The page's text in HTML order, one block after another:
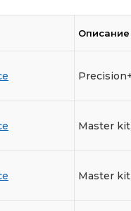
Описание
Master
Master